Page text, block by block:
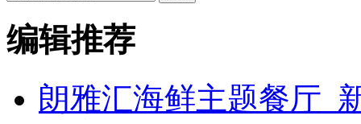
编辑推荐
朗雅汇海鲜主题餐厅_